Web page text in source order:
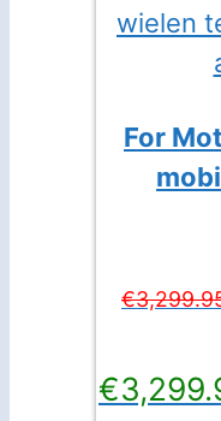
For
€